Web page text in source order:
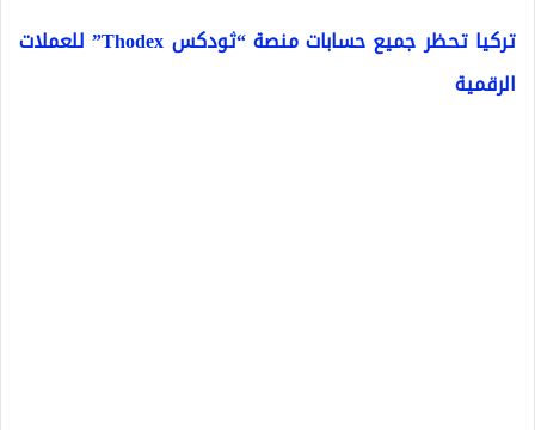
تركيا تحظر جميع حسابات منصة “ثودكس Thodex” للعملات
الرقمية